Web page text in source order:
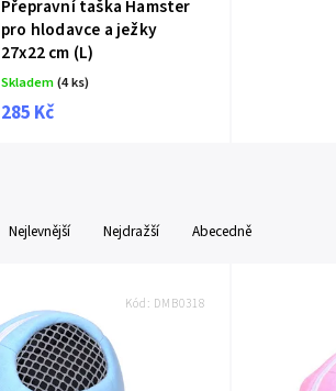
Přepravní taška Hamster
pro hlodavce a ježky
27x22 cm (L)
Skladem(4 ks)
285 Kč
Nejlevnější Nejdražší Abecedně
Kód: DMB0318